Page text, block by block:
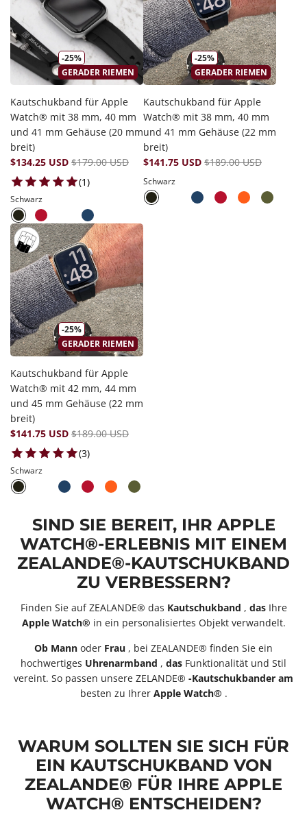
-25%
GERADER RIEMEN
Kautschukband für Apple
Watch® mit 38 mm, 40 mm
und 41 mm Gehäuse (20 mm
breit)
$134.25 USD $179.00 USD
(1)1 total reviews
Schwarz
-25%
GERADER RIEMEN
Kautschukband für Apple
Watch® mit 38 mm, 40 mm
und 41 mm Gehäuse (22 mm
breit)
$141.75 USD $189.00 USD
Schwarz
-25%
GERADER RIEMEN
Kautschukband für Apple
Watch® mit 42 mm, 44 mm
und 45 mm Gehäuse (22 mm
breit)
$141.75 USD $189.00 USD
(3)3 total reviews
Schwarz
SIND SIE BEREIT, IHR APPLE
WATCH®-ERLEBNIS MIT EINEM
ZEALANDE®-KAUTSCHUKBAND
ZU VERBESSERN?
Finden Sie auf ZEALANDE® das Kautschukband , das Ihre
Apple Watch® in ein personalisiertes Objekt verwandelt.
Ob Mann oder Frau , bei ZEALANDE® finden Sie ein
hochwertiges Uhrenarmband , das Funktionalität und Stil
vereint. So passen unsere ZELANDE® -Kautschukbander am
besten zu Ihrer Apple Watch® .
WARUM SOLLTEN SIE SICH FÜR
EIN KAUTSCHUKBAND VON
ZEALANDE® FÜR IHRE APPLE
WATCH® ENTSCHEIDEN?